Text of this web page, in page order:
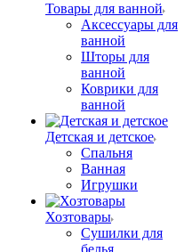
Товары для ванной
Аксессуары для
ванной
Шторы для
ванной
Коврики для
ванной
Детская и детское
Спальня
Ванная
Игрушки
Хозтовары
Сушилки для
белья